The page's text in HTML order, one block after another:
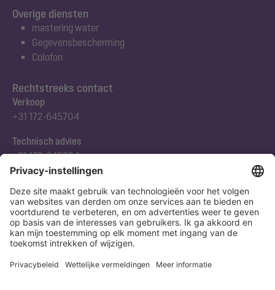
Rechtstreeks contact
Verkoop
+31 172-645704
Technisch advies
+31 172-645704
Abonneert u zich op onze nieuwsbrief
Nu aanmelden
Overige diensten
mastering water
Gegevensbescherming
Colofon